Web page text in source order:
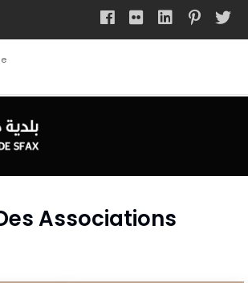
Associations